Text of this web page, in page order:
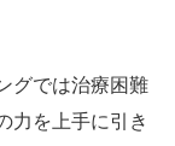
グでは治療困難
力を上手に引き